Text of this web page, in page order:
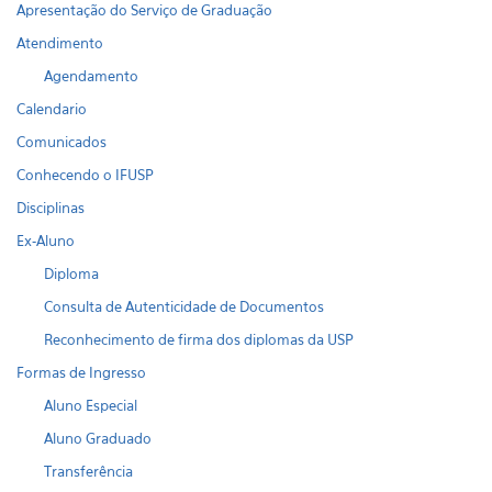
Apresentação do Serviço de Graduação
Atendimento
Agendamento
Calendario
Comunicados
Conhecendo o IFUSP
Disciplinas
Ex-Aluno
Diploma
Consulta de Autenticidade de Documentos
Reconhecimento de firma dos diplomas da USP
Formas de Ingresso
Aluno Especial
Aluno Graduado
Transferência